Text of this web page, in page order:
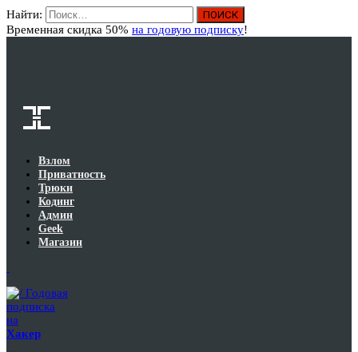
Найти:
Временная скидка 50% на годовую подписку!
Взлом
Приватность
Трюки
Кодинг
Админ
Geek
Магазин
Годовая
подписка
на
Хакер